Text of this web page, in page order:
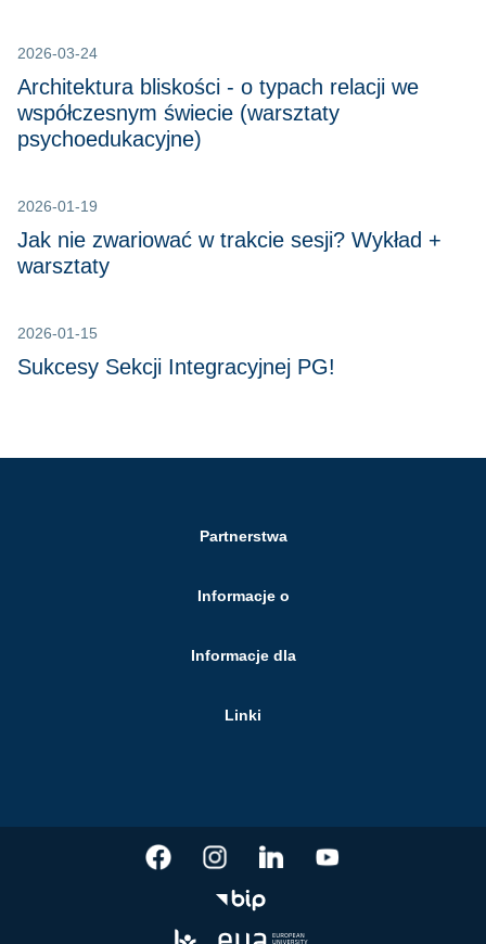
2026-03-24
Architektura bliskości - o typach relacji we
współczesnym świecie (warsztaty
psychoedukacyjne)
2026-01-19
Jak nie zwariować w trakcie sesji? Wykład +
warsztaty
2026-01-15
Sukcesy Sekcji Integracyjnej PG!
Partnerstwa
Informacje o
Informacje dla
Linki